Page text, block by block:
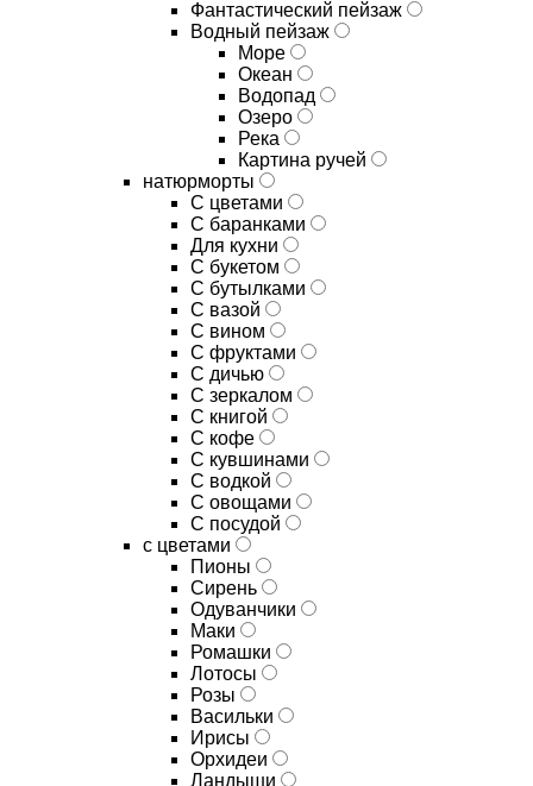
Фантастический пейзаж
Водный пейзаж
Море
Океан
Водопад
Озеро
Река
Картина ручей
натюрморты
С цветами
С баранками
Для кухни
C букетом
C бутылками
C вазой
C вином
C фруктами
C дичью
C зеркалом
C книгой
C кофе
C кувшинами
C водкой
C овощами
C посудой
с цветами
Пионы
Сирень
Одуванчики
Маки
Ромашки
Лотосы
Розы
Васильки
Ирисы
Орхидеи
Ландыши